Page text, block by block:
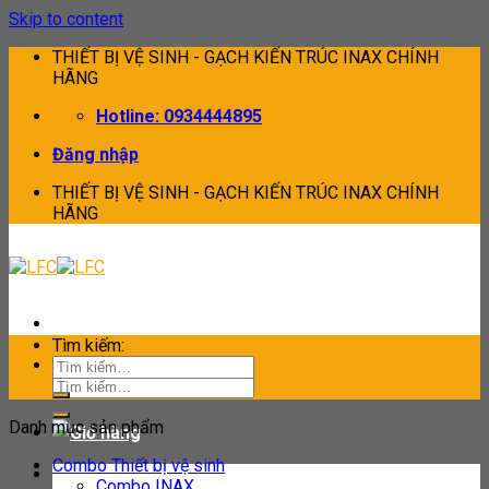
Skip to content
THIẾT BỊ VỆ SINH - GẠCH KIẾN TRÚC INAX CHÍNH
HÃNG
Hotline: 0934444895
Đăng nhập
THIẾT BỊ VỆ SINH - GẠCH KIẾN TRÚC INAX CHÍNH
HÃNG
Tìm kiếm:
Tìm kiếm:
Danh mục sản phẩm
Combo Thiết bị vệ sinh